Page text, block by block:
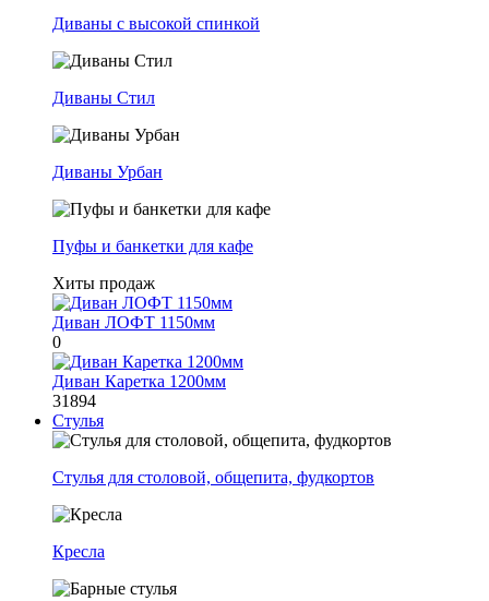
Диваны с высокой спинкой
Диваны Стил
Диваны Урбан
Пуфы и банкетки для кафе
Хиты продаж
Диван ЛОФТ 1150мм
0
Диван Каретка 1200мм
31894
Стулья
Стулья для столовой, общепита, фудкортов
Кресла